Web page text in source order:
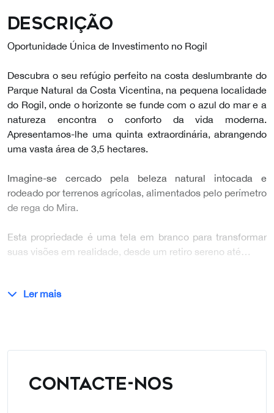
Descrição
Oportunidade Única de Investimento no Rogil
Descubra o seu refúgio perfeito na costa deslumbrante do
Parque Natural da Costa Vicentina, na pequena localidade
do Rogil, onde o horizonte se funde com o azul do mar e a
natureza encontra o conforto da vida moderna.
Apresentamos-lhe uma quinta extraordinária, abrangendo
uma vasta área de 3,5 hectares.
Imagine-se cercado pela beleza natural intocada e
rodeado por terrenos agrícolas, alimentados pelo perímetro
de rega do Mira.
Esta propriedade é uma tela em branco para transformar
suas visões em realidade, desde um retiro sereno até…
Ler mais
CONTACTE-NOS